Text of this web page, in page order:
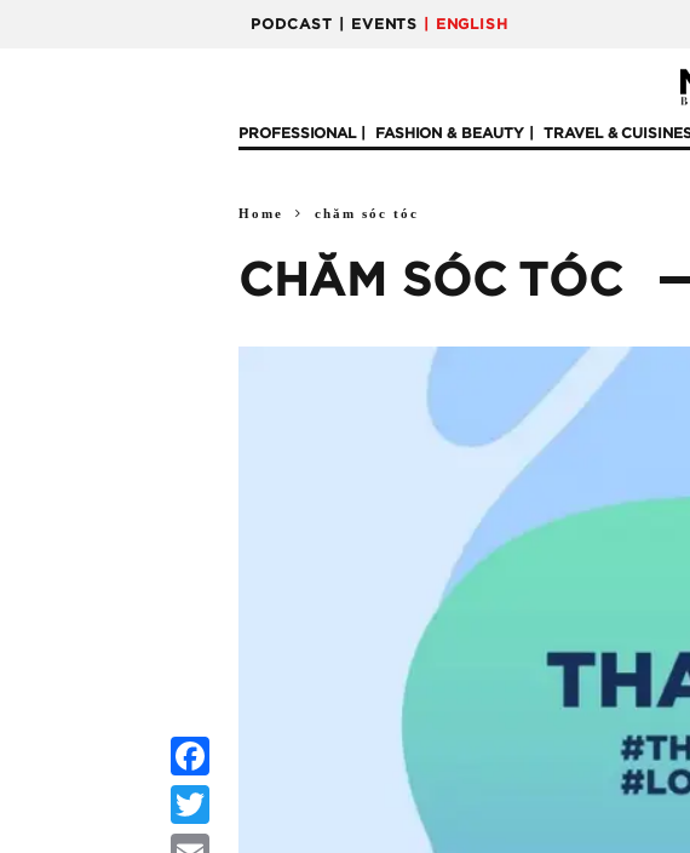
PODCAST | EVENTS | ENGLISH
PROFESSIONAL FASHION & BEAUTY TRAVEL &
Home chăm sóc tóc
CHĂM SÓC TÓC
Facebook
Twitter